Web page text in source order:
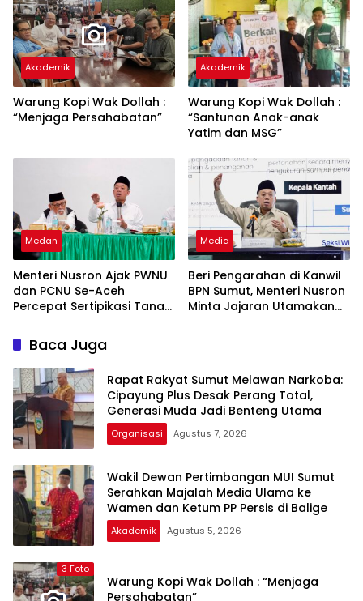
Akademik
Warung Kopi Wak Dollah :
“Menjaga Persahabatan”
Akademik
Warung Kopi Wak Dollah :
“Santunan Anak-anak
Yatim dan MSG”
Medan
Menteri Nusron Ajak PWNU
dan PCNU Se-Aceh
Percepat Sertipikasi Tanah
Media
Beri Pengarahan di Kanwil
BPN Sumut, Menteri Nusron
Minta Jajaran Utamakan
Baca Juga
Rapat Rakyat Sumut Melawan Narkoba:
Cipayung Plus Desak Perang Total,
Generasi Muda Jadi Benteng Utama
Organisasi Agustus 7, 2026
Wakil Dewan Pertimbangan MUI Sumut
Serahkan Majalah Media Ulama ke
Wamen dan Ketum PP Persis di Balige
Akademik Agustus 5, 2026
3 Foto
Warung Kopi Wak Dollah : “Menjaga
Persahabatan”